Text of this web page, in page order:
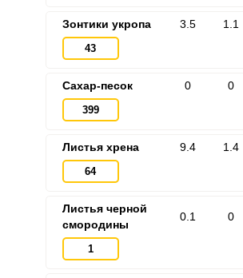
Зонтики укропа
43
3.5 1.1
Сахар-песок
399
0 0
Листья хрена
64
9.4 1.4
Листья черной
смородины
1
0.1 0